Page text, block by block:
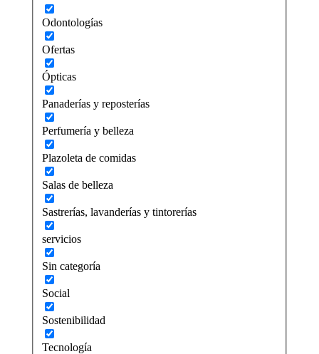
Odontologías
Ofertas
Ópticas
Panaderías y reposterías
Perfumería y belleza
Plazoleta de comidas
Salas de belleza
Sastrerías, lavanderías y tintorerías
servicios
Sin categoría
Social
Sostenibilidad
Tecnología